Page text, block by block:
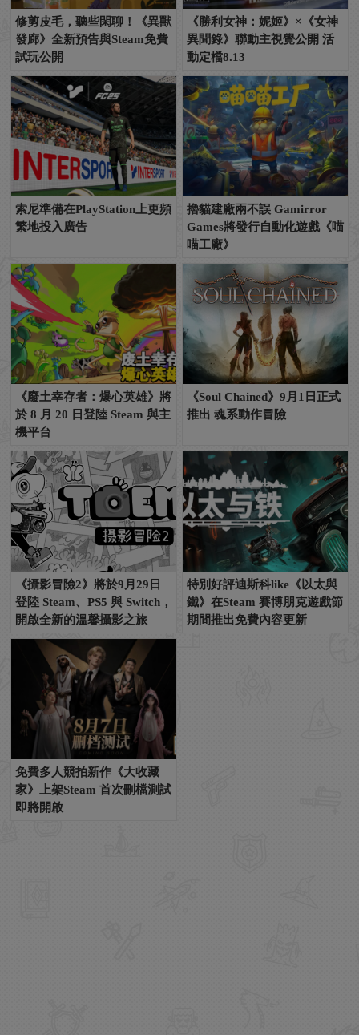
修剪皮毛，聽些閑聊！《異獸
發廊》全新預告與Steam免費
試玩公開
《勝利女神：妮姬》×《女神
異聞錄》聯動主視覺公開 活
動定檔8.13
索尼準備在PlayStation上更頻
繁地投入廣告
擼貓建廠兩不誤 Gamirror
Games將發行自動化遊戲《喵
喵工廠》
《廢土幸存者：爆心英雄》將
於 8 月 20 日登陸 Steam 與主
機平台
《Soul Chained》9月1日正式
推出 魂系動作冒險
《攝影冒險2》將於9月29日
登陸 Steam、PS5 與 Switch，
開啟全新的溫馨攝影之旅
特別好評迪斯科like《以太與
鐵》在Steam 賽博朋克遊戲節
期間推出免費內容更新
免費多人競拍新作《大收藏
家》上架Steam 首次刪檔測試
即將開啟